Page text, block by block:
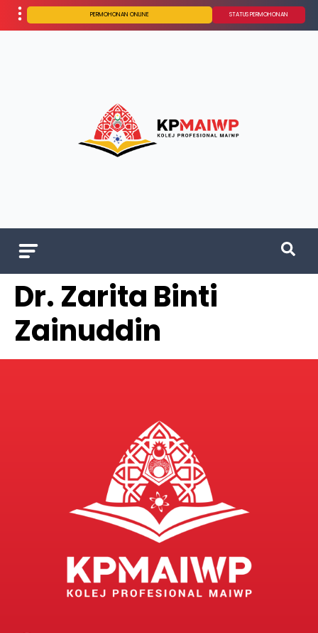
PERMOHONAN ONLINE STATUS PERMOHONAN
Dr. Zarita Binti
Zainuddin